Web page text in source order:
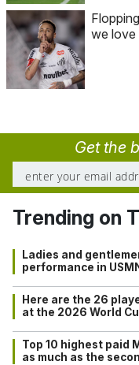
we love
Get the
Trending on
Ladies and
performance in
Here are the 26
at the 2026 World
Top 10 highest paid
as much as the